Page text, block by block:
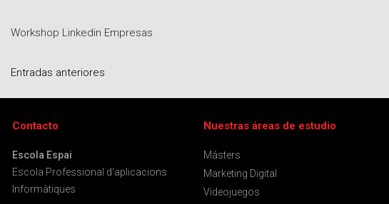
Workshop Linkedin Empresas
Navegación
de
entradas
Entradas anteriores
Contacto
Escola Espai
Escola Professional d'aplicacions
Informàtiques
Nuestras áreas de estudio
Másters
Marketing Digital
Videojuegos